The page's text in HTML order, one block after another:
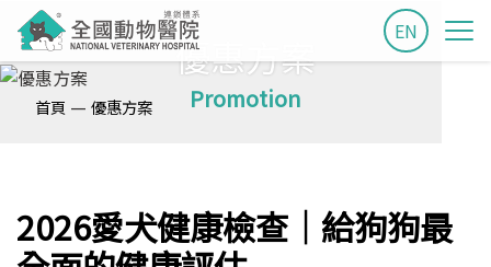
EN
優惠方案
Promotion
首頁 — 優惠方案
2026愛犬健康檢查│給狗狗最